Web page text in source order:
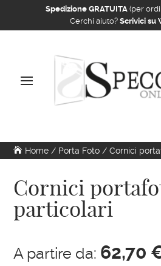
Spedizione GRATUITA(per
Cerchi aiuto? Scrivici su
Home / Porta Foto / Cornici
Cornici
particolari
A partire da: 62,70